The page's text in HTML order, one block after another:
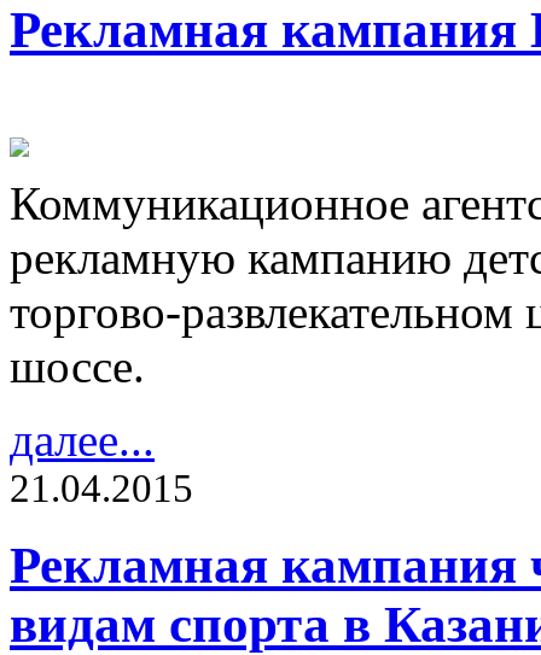
Рекламная кампания
Коммуникационное
рекламную кампанию
торгово-
шоссе.
далее...
21.04.2015
Рекламная кампания
видам спорта в